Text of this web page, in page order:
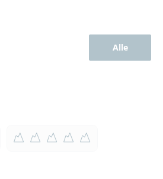
Alle